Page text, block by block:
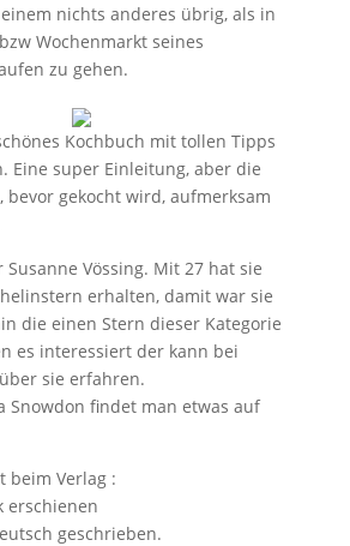
nichts anderes übrig, als in
Wochenmarkt seines
zu gehen.
Kochbuch mit tollen Tipps
Eine super Einleitung, aber die
bevor gekocht wird, aufmerksam
Vössing. Mit 27 hat sie
erhalten, damit war sie
die einen Stern dieser Kategorie
es interessiert der kann bei
sie erfahren.
Snowdon findet man etwas auf
beim Verlag :
erschienen
geschrieben.